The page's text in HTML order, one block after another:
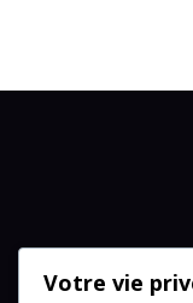
Votre vie